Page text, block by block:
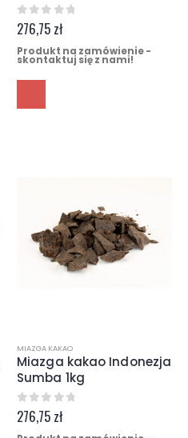
0z 5
276,75 zł
Produkt na zamówienie -
skontaktuj się z nami!
MIAZGA KAKAO
Miazga kakao Indonezja
Sumba 1kg
0z 5
276,75 zł